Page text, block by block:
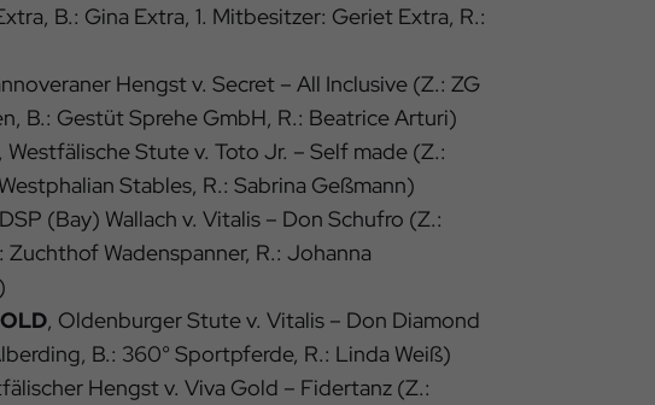
B.: Gina Extra, 1. Mitbesitzer: Geriet Extra, R.:
Hengst v. Secret – All Inclusive (Z.: ZG
B.: Gestüt Sprehe GmbH, R.: Beatrice Arturi)
, Westfälische Stute v. Toto Jr. – Self made (Z.:
Stables, R.: Sabrina Geßmann)
(Bay) Wallach v. Vitalis – Don Schufro (Z.:
Wadenspanner, R.: Johanna
, Oldenburger Stute v. Vitalis – Don Diamond
B.: 360° Sportpferde, R.: Linda Weiß)
Hengst v. Viva Gold – Fidertanz (Z.: